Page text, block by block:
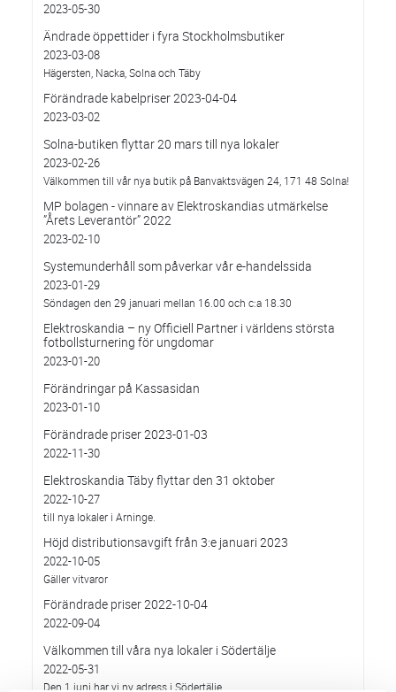
2023-05-30
Ändrade öppettider i fyra Stockholmsbutiker
2023-03-08
Hägersten, Nacka, Solna och Täby
Förändrade kabelpriser 2023-04-04
2023-03-02
Solna-butiken flyttar 20 mars till nya lokaler
2023-02-26
Välkommen till vår nya butik på Banvaktsvägen 24, 171 48 Solna!
MP bolagen - vinnare av Elektroskandias utmärkelse
”Årets Leverantör” 2022
2023-02-10
Systemunderhåll som påverkar vår e-handelssida
2023-01-29
Söndagen den 29 januari mellan 16.00 och c:a 18.30
Elektroskandia – ny Officiell Partner i världens största
fotbollsturnering för ungdomar
2023-01-20
Förändringar på Kassasidan
2023-01-10
Förändrade priser 2023-01-03
2022-11-30
Elektroskandia Täby flyttar den 31 oktober
2022-10-27
till nya lokaler i Arninge.
Höjd distributionsavgift från 3:e januari 2023
2022-10-05
Gäller vitvaror
Förändrade priser 2022-10-04
2022-09-04
Välkommen till våra nya lokaler i Södertälje
2022-05-31
Den 1 juni har vi ny adress i Södertälje